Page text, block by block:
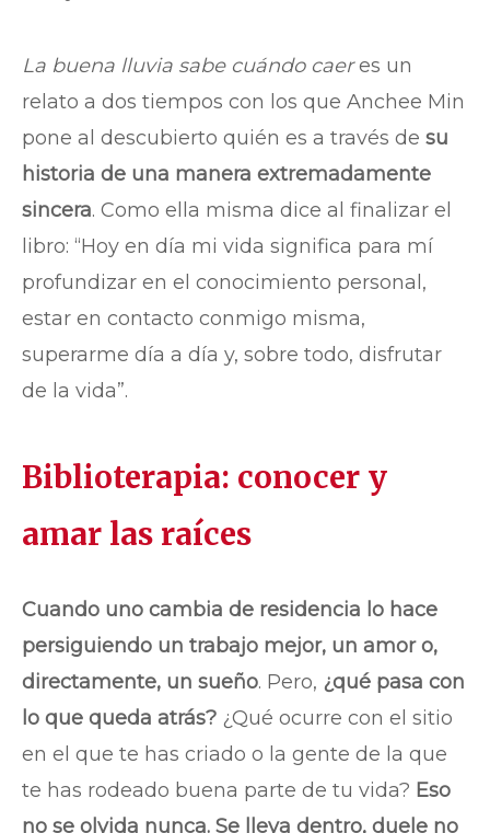
La buena lluvia sabe cuándo caeres un
relato a dos tiempos con los que Anchee Min
pone al descubierto quién es a través de su
historia de una manera extremadamente
sincera. Como ella misma dice al finalizar el
libro: “Hoy en día mi vida significa para mí
profundizar en el conocimiento personal,
estar en contacto conmigo misma,
superarme día a día y, sobre todo, disfrutar
de la vida”.
Biblioterapia: conocer y
amar las raíces
Cuando uno cambia de residencia lo hace
persiguiendo un trabajo mejor, un amor o,
directamente, un sueño. Pero, ¿qué pasa con
lo que queda atrás? ¿Qué ocurre con el sitio
en el que te has criado o la gente de la que
te has rodeado buena parte de tu vida? Eso
no se olvida nunca. Se lleva dentro, duele no